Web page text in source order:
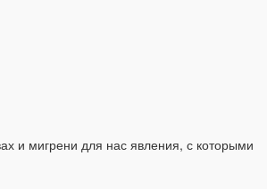
и мигрени для нас явления, с которыми